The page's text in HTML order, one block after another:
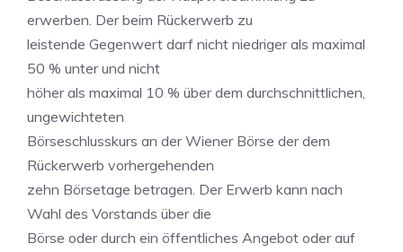
erwerben. Der beim Rückerwerb zu
leistende Gegenwert darf nicht niedriger als maximal
50 % unter und nicht
höher als maximal 10 % über dem durchschnittlichen,
ungewichteten
Börseschlusskurs an der Wiener Börse der dem
Rückerwerb vorhergehenden
zehn Börsetage betragen. Der Erwerb kann nach
Wahl des Vorstands über die
Börse oder durch ein öffentliches Angebot oder auf